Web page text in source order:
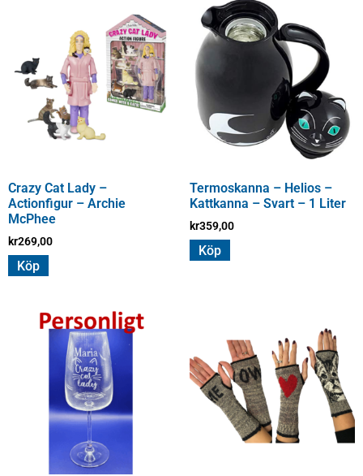
Crazy Cat Lady –
Actionfigur – Archie
McPhee
kr269,00
Köp
Termoskanna – Helios –
Kattkanna – Svart – 1 Liter
kr359,00
Köp